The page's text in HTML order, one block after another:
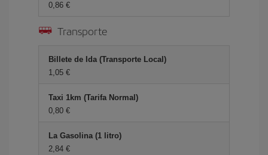
0,86 €
Transporte
Billete de Ida (Transporte Local)
1,05 €
Taxi 1km (Tarifa Normal)
0,80 €
La Gasolina (1 litro)
2,84 €